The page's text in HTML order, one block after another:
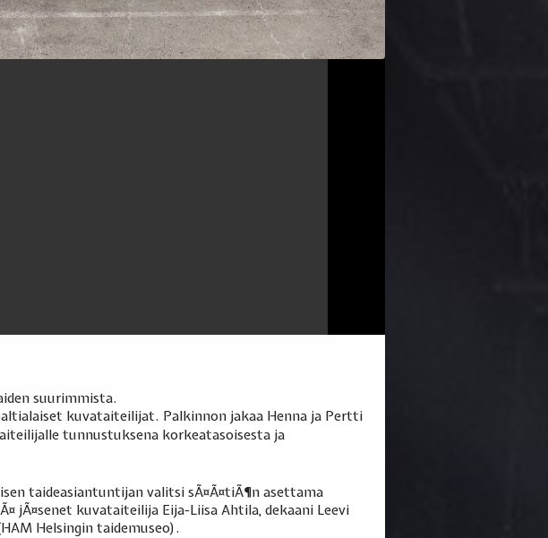
suurimmista.
kuvataiteilijat. Palkinnon jakaa Henna ja Pertti
taiteilijalle tunnustuksena korkeatasoisesta ja
taideasiantuntijan valitsi sÃ¤Ã¤tiÃ¶n asettama
jÃ¤senet kuvataiteilija Eija-Liisa Ahtila, dekaani Leevi
Helsingin taidemuseo).